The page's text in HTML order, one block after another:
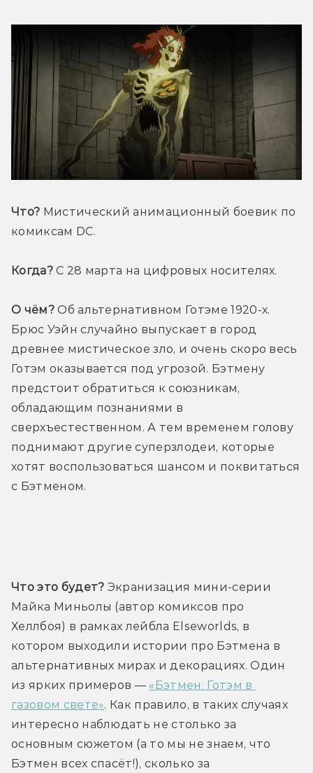
Что? Мистический анимационный боевик по
комиксам DC.
Когда? С 28 марта на цифровых носителях.
О чём? Об альтернативном Готэме 1920-х.
Брюс Уэйн случайно выпускает в город
древнее мистическое зло, и очень скоро весь
Готэм оказывается под угрозой. Бэтмену
предстоит обратиться к союзникам,
обладающим познаниями в
сверхъестественном. А тем временем голову
поднимают другие суперзлодеи, которые
хотят воспользоваться шансом и поквитаться
с Бэтменом.
Что это будет? Экранизация мини-серии
Майка Миньолы (автор комиксов про
Хеллбоя) в рамках лейбла Elseworlds, в
котором выходили истории про Бэтмена в
альтернативных мирах и декорациях. Один
из ярких примеров — «Бэтмен: Готэм в
газовом свете». Как правило, в таких случаях
интересно наблюдать не столько за
основным сюжетом (а то мы не знаем, что
Бэтмен всех спасёт!), сколько за